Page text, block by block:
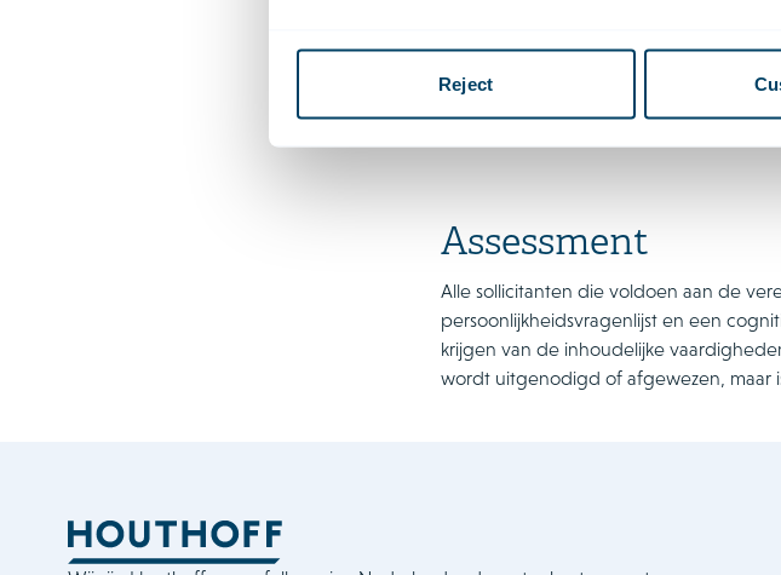
Reject
Assessment
Alle sollicitanten die voldoen aan de
persoonlijkheidsvragenlijst en een
krijgen van de inhoudelijke
wordt uitgenodigd of afgewezen, maar